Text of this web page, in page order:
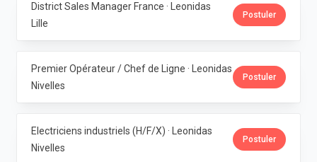
District Sales Manager France · Leonidas
Lille
Postuler
Premier Opérateur / Chef de Ligne · Leonidas
Nivelles
Postuler
Electriciens industriels (H/F/X) · Leonidas
Nivelles
Postuler